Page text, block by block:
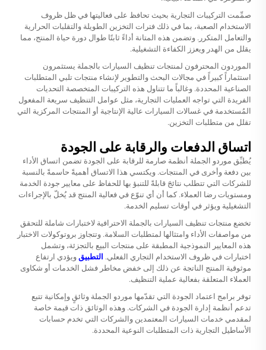
صمِّمت التركيبات التجارية بحيث تحافظ على فعاليتها في ظل ظروف
الاستخدام الصعبة، بما في ذلك فترات التخزين الطويلة والتقلبات الحرارية
والتعامل المتكرر. وتضمن هذه المتانة أداءً ثابتًا طوال دورة حياة المنتج، مما
يقلل من الهدر ويعزز الكفاءة التشغيلية.
الموردون المحترفون لمنتجات تنظيف السيارات بالجملة يستثمرون
استثماراً كبيراً في مجالات البحث والتطوير لإنشاء منتجات تلبي المتطلبات
الصناعية المحددة. وغالباً ما تتناول هذه التركيبات المتخصصة التحديات
الفريدة التي تواجه العمليات التجارية، مثل عوامل التنظيف سريعة المفعول
المُستخدمة في غسالات السيارات عالية الإنتاجية أو المنتجات المركزية التي
تقلل من متطلبات التخزين.
اتساق الدفعات والرقابة على الجودة
يُطبِّق موردو الجملة أنظمة صارمة للرقابة على الجودة تضمن اتساق الأداء
بين دفعة وأخرى في المنتجات. ويكتسي هذا الاتساق أهميةً حاسمةً بالنسبة
للشركات التي تتطلب نتائجَ قابلةً للتنبؤ بها للحفاظ على معايير جودة الخدمة
ومستويات رضا العملاء. كما أن أي تنوّع في فعالية المنتج قد يُخلّ بالإجراءات
التشغيلية ويؤثر في أوقات تسليم الخدمة.
تخضع منتجات تنظيف السيارات بالجملة الاحترافية لاختبارات شاملة للتحقق
من مواصفات الأداء وامتثالها لمتطلبات السلامة. وتتجاوز بروتوكولات الاختبار
هذه المعايير النموذجية المطبقة على منتجات البيع بالتجزئة، وتشمل
اختبارات في ظروف الاستخدام التجاري الفعلي. التطبيق ويؤدي ارتفاع
موثوقية المنتج الناتجة عن ذلك إلى خفض مخاطر فشل الخدمات أو شكاوى
العملاء المتعلقة بفعالية عملية التنظيف.
توفر برامج اعتماد الجودة التي تقدّمها موردو الجملة وثائقٍ وإمكانية تتبع
تدعم أنظمة إدارة الجودة في الشركات. وهذه الوثائق ذات قيمة خاصة
لمقدمي خدمات السيارات المعتمدين والشركات التي تخدم حسابات
الأساطيل التجارية ذات المتطلبات النوعية المحددة.